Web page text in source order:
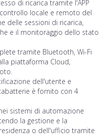
di ricarica tramite l'APP
locale e remoto del
delle sessioni di ricarica,
e il monitoraggio dello stato
tramite Bluetooth, Wi-Fi
piattaforma Cloud,
dell'utente e
è fornito con 4
sistemi di automazione
la gestione e la
o dell'ufficio tramite